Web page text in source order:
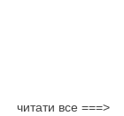
читати все ===>